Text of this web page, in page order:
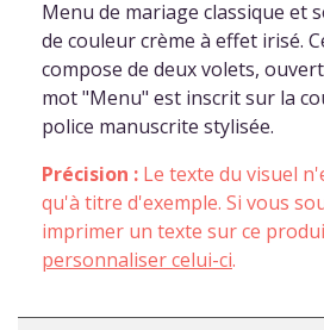
Menu de mariage classique et
de couleur crème à effet irisé.
compose de deux volets,
mot "Menu" est inscrit sur la
police manuscrite stylisée.
Précision : Le texte du visuel
qu'à titre d'exemple. Si vous
imprimer un texte sur ce
personnaliser celui-ci.